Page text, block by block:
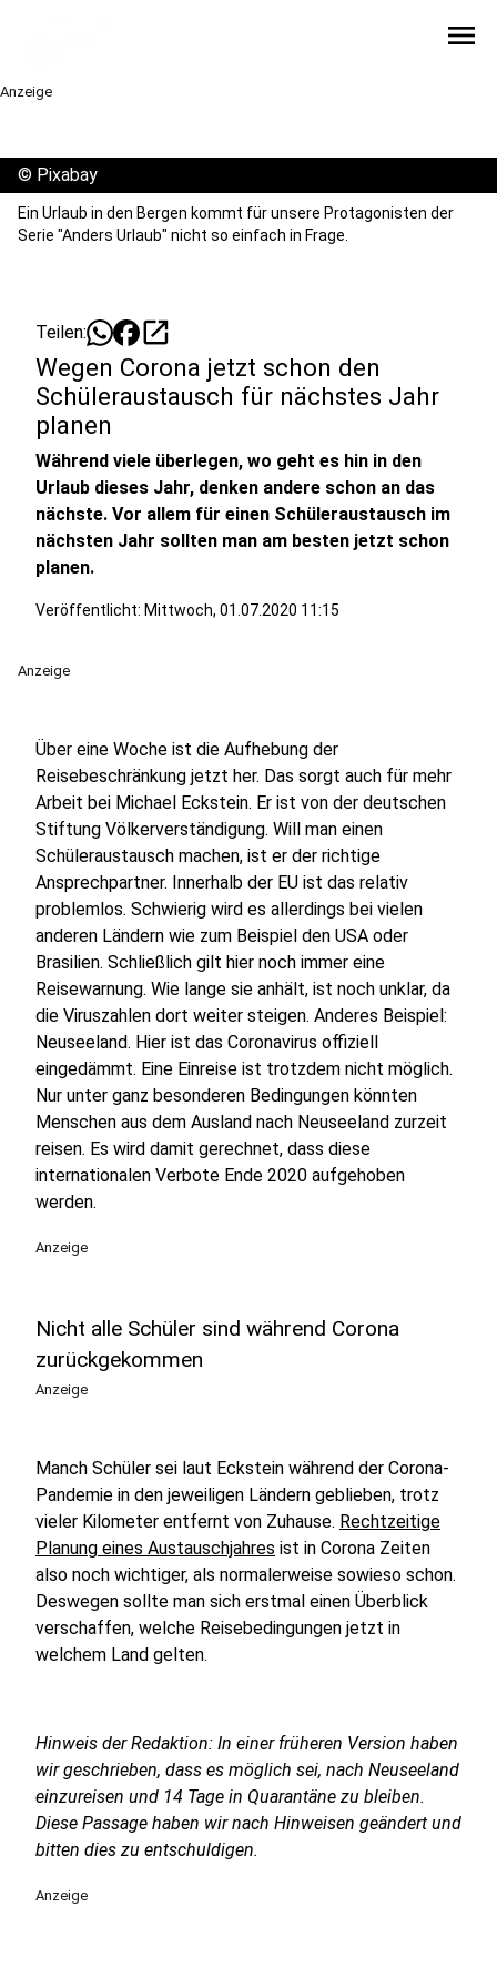
menu
Anzeige
© Pixabay
Ein Urlaub in den Bergen kommt für unsere Protagonisten der
Serie "Anders Urlaub" nicht so einfach in Frage.
Teilen: open_in_new
Wegen Corona jetzt schon den
Schüleraustausch für nächstes Jahr
planen
Während viele überlegen, wo geht es hin in den
Urlaub dieses Jahr, denken andere schon an das
nächste. Vor allem für einen Schüleraustausch im
nächsten Jahr sollten man am besten jetzt schon
planen.
Veröffentlicht: Mittwoch, 01.07.2020 11:15
Anzeige
Über eine Woche ist die Aufhebung der
Reisebeschränkung jetzt her. Das sorgt auch für mehr
Arbeit bei Michael Eckstein. Er ist von der deutschen
Stiftung Völkerverständigung. Will man einen
Schüleraustausch machen, ist er der richtige
Ansprechpartner. Innerhalb der EU ist das relativ
problemlos. Schwierig wird es allerdings bei vielen
anderen Ländern wie zum Beispiel den USA oder
Brasilien. Schließlich gilt hier noch immer eine
Reisewarnung. Wie lange sie anhält, ist noch unklar, da
die Viruszahlen dort weiter steigen. Anderes Beispiel:
Neuseeland. Hier ist das Coronavirus offiziell
eingedämmt. Eine Einreise ist trotzdem nicht möglich.
Nur unter ganz besonderen Bedingungen könnten
Menschen aus dem Ausland nach Neuseeland zurzeit
reisen. Es wird damit gerechnet, dass diese
internationalen Verbote Ende 2020 aufgehoben
werden.
Anzeige
Nicht alle Schüler sind während Corona
zurückgekommen
Anzeige
Manch Schüler sei laut Eckstein während der Corona-
Pandemie in den jeweiligen Ländern geblieben, trotz
vieler Kilometer entfernt von Zuhause. Rechtzeitige
Planung eines Austauschjahres ist in Corona Zeiten
also noch wichtiger, als normalerweise sowieso schon.
Deswegen sollte man sich erstmal einen Überblick
verschaffen, welche Reisebedingungen jetzt in
welchem Land gelten.
Hinweis der Redaktion: In einer früheren Version haben
wir geschrieben, dass es möglich sei, nach Neuseeland
einzureisen und 14 Tage in Quarantäne zu bleiben.
Diese Passage haben wir nach Hinweisen geändert und
bitten dies zu entschuldigen.
Anzeige